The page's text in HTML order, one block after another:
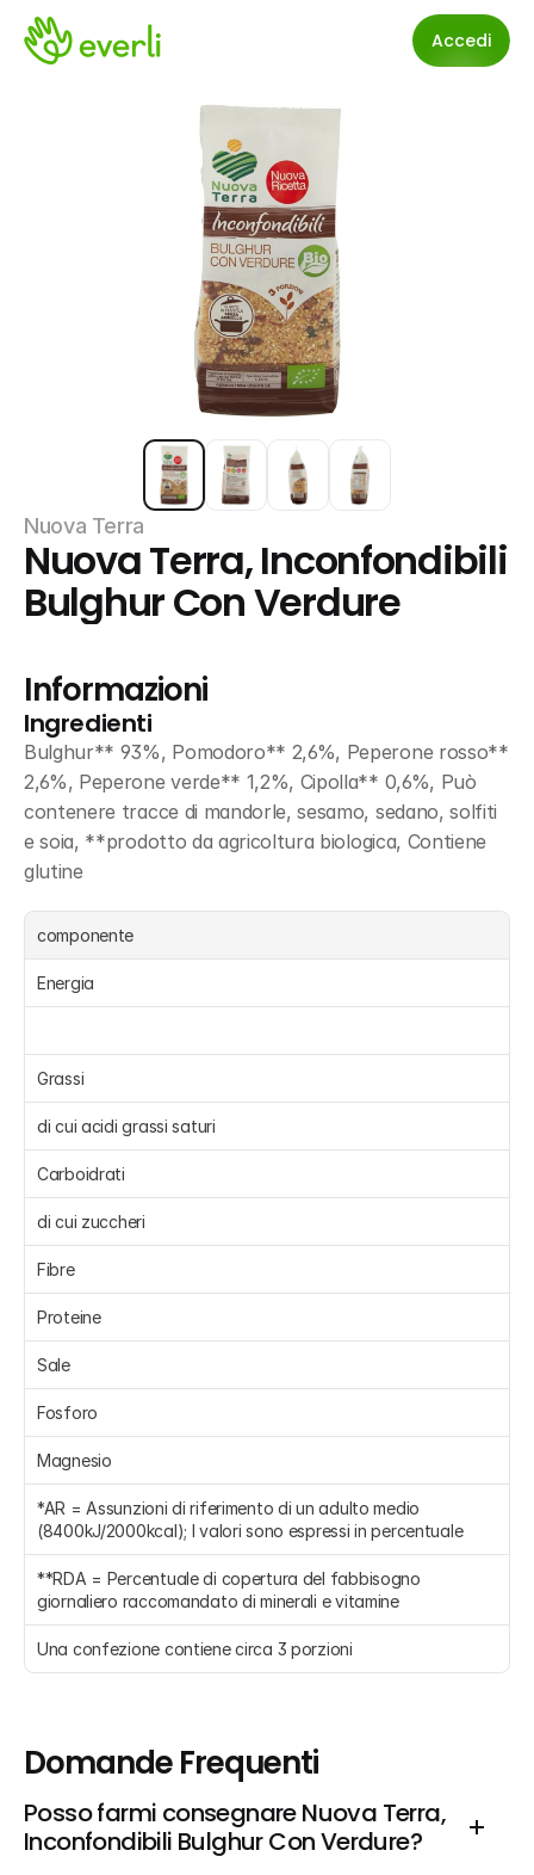
Accedi
Nuova Terra
Nuova Terra, Inconfondibili
Bulghur Con Verdure
Informazioni
Ingredienti
Bulghur** 93%, Pomodoro** 2,6%, Peperone rosso**
2,6%, Peperone verde** 1,2%, Cipolla** 0,6%, Può
contenere tracce di mandorle, sesamo, sedano, solfiti
e soia, **prodotto da agricoltura biologica, Contiene
glutine
componente
Energia
Grassi
di cui acidi grassi saturi
Carboidrati
di cui zuccheri
Fibre
Proteine
Sale
Fosforo
Magnesio
*AR = Assunzioni di riferimento di un adulto medio
(8400kJ/2000kcal); I valori sono espressi in percentuale
**RDA = Percentuale di copertura del fabbisogno
giornaliero raccomandato di minerali e vitamine
Una confezione contiene circa 3 porzioni
Domande Frequenti
Posso farmi consegnare Nuova Terra,
Inconfondibili Bulghur Con Verdure?